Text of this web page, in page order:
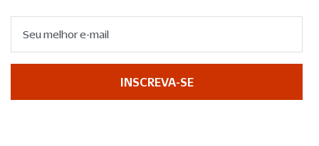
INSCREVA-SE